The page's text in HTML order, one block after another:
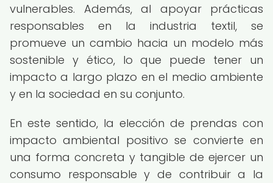
vulnerables. Además, al apoyar prácticas
responsables en la industria textil, se
promueve un cambio hacia un modelo más
sostenible y ético, lo que puede tener un
impacto a largo plazo en el medio ambiente
y en la sociedad en su conjunto.
En este sentido, la elección de prendas con
impacto ambiental positivo se convierte en
una forma concreta y tangible de ejercer un
consumo responsable y de contribuir a la